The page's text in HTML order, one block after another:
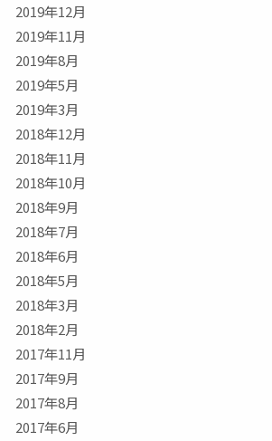
2019年12月
2019年11月
2019年8月
2019年5月
2019年3月
2018年12月
2018年11月
2018年10月
2018年9月
2018年7月
2018年6月
2018年5月
2018年3月
2018年2月
2017年11月
2017年9月
2017年8月
2017年6月